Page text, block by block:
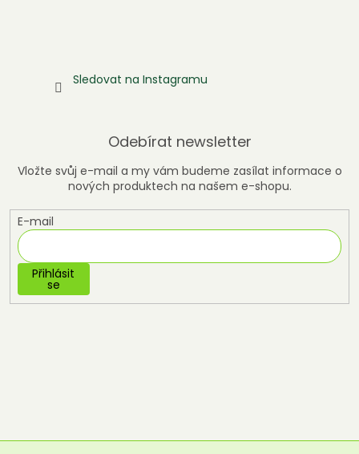
Sledovat na Instagramu
Odebírat newsletter
Vložte svůj e-mail a my vám budeme zasílat informace o
nových produktech na našem e-shopu.
E-mail
Přihlásit
se